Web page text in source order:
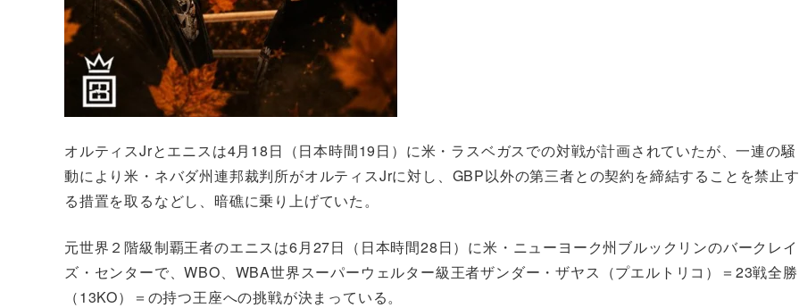
オルティスJrとエニスは4月18日（日本時間19日）に米・ラスベガスでの対戦が計画されていたが、一連の騒
動により米・ネバダ州連邦裁判所がオルティスJrに対し、GBP以外の第三者との契約を締結することを禁止す
る措置を取るなどし、暗礁に乗り上げていた。
元世界２階級制覇王者のエニスは6月27日（日本時間28日）に米・ニューヨーク州ブルックリンのバークレイ
ズ・センターで、WBO、WBA世界スーパーウェルター級王者ザンダー・ザヤス（プエルトリコ）＝23戦全勝
（13KO）＝の持つ王座への挑戦が決まっている。